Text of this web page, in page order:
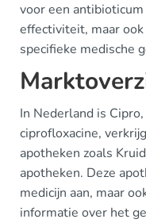
voor een
effectiviteit, maar
specifieke medische
In Nederland is
ciprofloxacine,
apotheken zoals
apotheken. Deze
medicijn aan, maar
informatie over het